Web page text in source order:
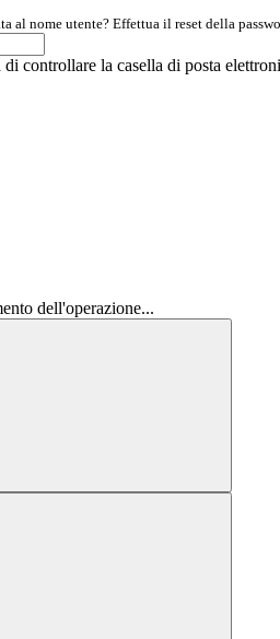
al nome utente? Effettua il reset della
controllare la casella di posta
dell'operazione...